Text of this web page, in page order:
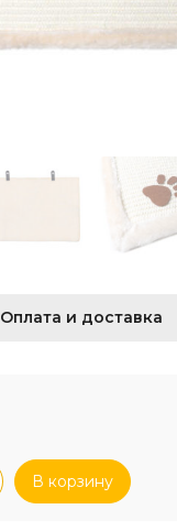
Оплата и доставка
В корзину